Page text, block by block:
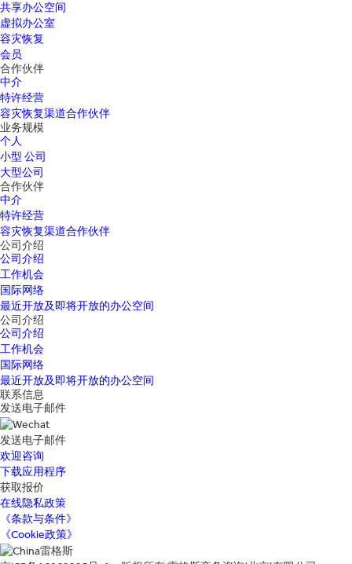
共享办公空间
虚拟办公室
容灾恢复
会员
合作伙伴
中介
特许经营
容灾恢复渠道合作伙伴
业务规模
个人
小型 公司
大型公司
合作伙伴
中介
特许经营
容灾恢复渠道合作伙伴
公司介绍
公司介绍
工作机会
国际网络
最近开放及即将开放的办公空间
公司介绍
公司介绍
工作机会
国际网络
最近开放及即将开放的办公空间
联系信息
发送电子邮件
发送电子邮件
欢迎咨询
下载应用程序
获取报价
在线隐私政策
《条款与条件》
《Cookie政策》